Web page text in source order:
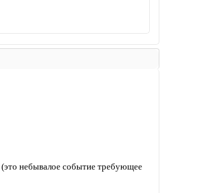
небывалое событие требующее